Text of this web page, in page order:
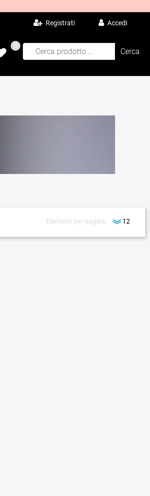
Registrati Accedi
0
Elementi per pagina: